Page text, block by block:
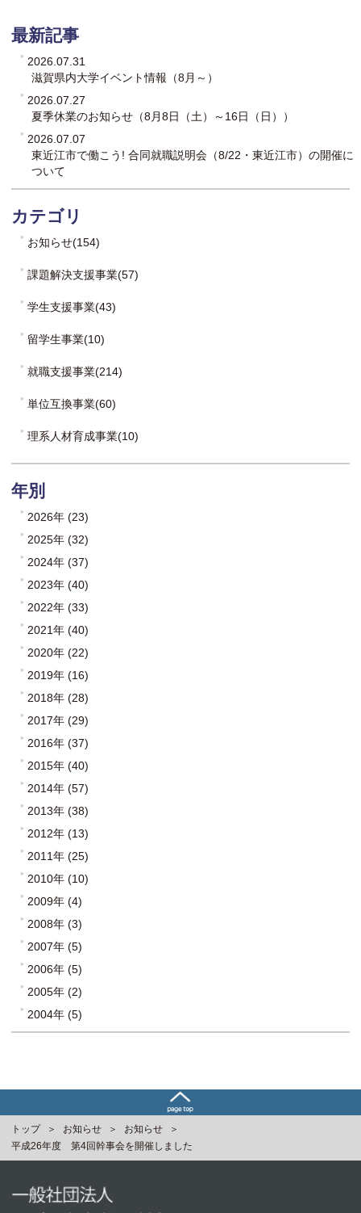
最新記事
2026.07.31
滋賀県内大学イベント情報（8月～）
2026.07.27
夏季休業のお知らせ（8月8日（土）～16日（日））
2026.07.07
東近江市で働こう! 合同就職説明会（8/22・東近江市）の開催に
ついて
カテゴリ
お知らせ(154)
課題解決支援事業(57)
学生支援事業(43)
留学生事業(10)
就職支援事業(214)
単位互換事業(60)
理系人材育成事業(10)
年別
2026年 (23)
2025年 (32)
2024年 (37)
2023年 (40)
2022年 (33)
2021年 (40)
2020年 (22)
2019年 (16)
2018年 (28)
2017年 (29)
2016年 (37)
2015年 (40)
2014年 (57)
2013年 (38)
2012年 (13)
2011年 (25)
2010年 (10)
2009年 (4)
2008年 (3)
2007年 (5)
2006年 (5)
2005年 (2)
2004年 (5)
トップ お知らせ
お知らせ
平成26年度 第4回幹事会を開催しました